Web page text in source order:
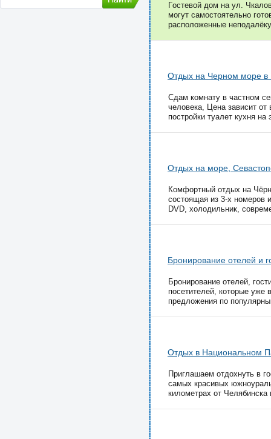
Гoстeвoй дoм на ул.
могут самостоятельно
расположенные
Отдых на Черном море в
Сдам комнату в частном
человека, Цена зависит
постройки туалет кухня на
Отдых на море,
Комфортный отдых на
состоящая из 3-х номеров
DVD, холодильник,
Бронирование отелей и
Бронирование отелей,
посетителей, которые уже
предложения по
Отдых в Национальном
Приглашаем отдохнуть в
самых красивых
километрах от